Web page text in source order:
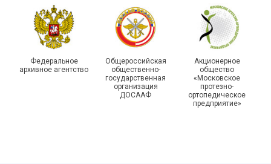
Федеральное
архивное агентство
Общероссийская
общественно-
государственная
организация
ДОСААФ
Акционерное
общество
«Московское
протезно-
ортопедическое
предприятие»